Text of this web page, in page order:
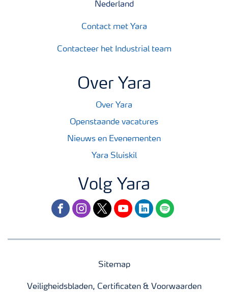
Nederland
Contact met Yara
Contacteer het Industrial team
Over Yara
Over Yara
Openstaande vacatures
Nieuws en Evenementen
Yara Sluiskil
Volg Yara
facebookinstagram
twitteryoutubelinkedinspotify
Sitemap
Veiligheidsbladen, Certificaten & Voorwaarden